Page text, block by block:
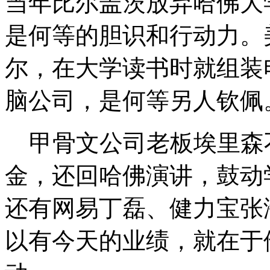
是何等的胆识和行动力
尔，在大学读书时就组
脑公司，是何等另人钦佩
甲骨文公司老板埃里森
金，还回哈佛演讲，鼓
还有网易丁磊、健力宝
以有今天的业绩，就在